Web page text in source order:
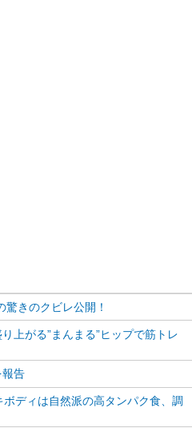
合は尚さら大変そうだ。
撮影のために静止するな
もの。撮影していて長時
で筋肉痛になるのではと
身の筋肉が嫌で「数年前
驚きのクビレ公開！
上がる”まんまる”ヒップで筋トレ
報告
ディは自然派の高タンパク食、調